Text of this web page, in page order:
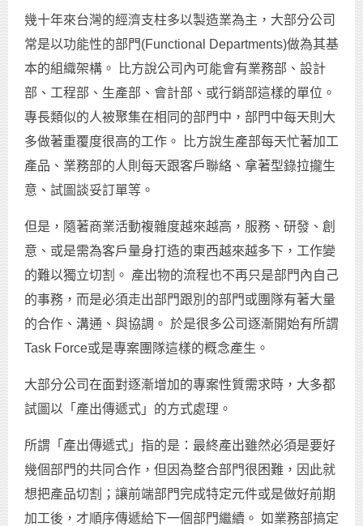
幾十年來台灣的經濟支柱多以製造業為主，大部分公司
常是以功能性的部門(Functional Departments)做為其基
本的組織架構。 比方說公司內可能會有業務部、設計
部、工程部、生產部、會計部、或行銷部這樣的單位。
專長類似的人被聚集在相同的部門中，部門中每天則大
多做著重覆度很高的工作。 比方說生產部每天忙著加工
產品、業務部的人則每天跟客戶聯絡、拿著型錄拉攏生
意、試圖談妥訂單等。
但是，隨著商業活動複雜度越來越高，服務、研發、創
意、或是需為客戶量身打造的東西越來越多下，工作變
的難以獨立切割。 產出物的流程也不再只是部門內自己
的事務，而是必須走出部門跟別的部門或團隊有著大量
的合作、溝通、與協調。 於是很多公司逐漸開始有所謂
Task Force或是專案團隊這樣的概念產生。
大部分公司在面對逐漸增加的專案性質需求時，大多都
試圖以「產出傳遞式」的方式處理。
所謂「產出傳遞式」指的是：最終產出雖然必須是要好
幾個部門的共同合作，但因為整合部門很困難，因此就
想把產品切割；讓前端部門完成特定元件或是做好前期
加工後，才順序傳遞給下一個部門繼續。 如業務部搞定